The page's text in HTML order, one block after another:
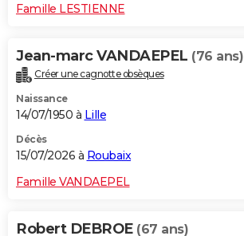
Famille LESTIENNE
Jean-marc VANDAEPEL (76 ans)
Créer une cagnotte obsèques
Naissance
14/07/1950 à Lille
Décès
15/07/2026 à Roubaix
Famille VANDAEPEL
Robert DEBROE (67 ans)